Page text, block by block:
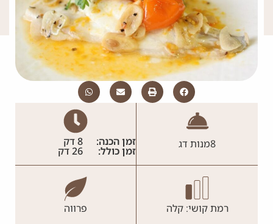
8מנות דג זמן הכנה: 8 דק
זמן כולל: 26 דק
רמת קושי: קלה פרווה